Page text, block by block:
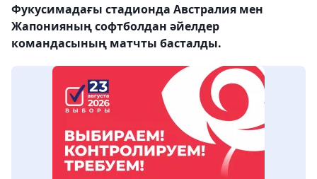
Фукусимадағы стадионда Австралия мен
Жапонияның софтболдан әйелдер
командасының матчты басталды.